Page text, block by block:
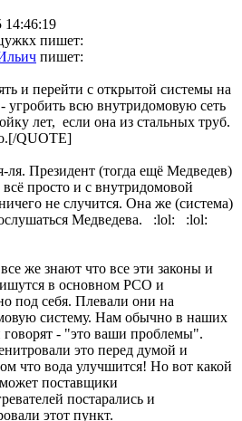
14:46:19
пишет:
пишет:
и перейти с открытой системы на
угробить всю внутридомовую сеть
лет, если она из стальных труб.
QUOTE]
ля. Президент (тогда ещё Медведев)
всё просто и с внутридомовой
не случится. Она же (система)
Медведева. :lol: :lol:
же знают что все эти законы и
в основном РСО и
под себя. Плевали они на
систему. Нам обычно в наших
- "это ваши проблемы".
это перед думой и
что вода улучшится! Но вот какой
поставщики
постарались и
этот пункт.